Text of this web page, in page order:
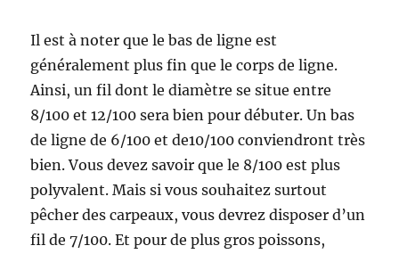
Il est à noter que le bas de ligne est
généralement plus fin que le corps de ligne.
Ainsi, un fil dont le diamètre se situe entre
8/100 et 12/100 sera bien pour débuter. Un bas
de ligne de 6/100 et de10/100 conviendront très
bien. Vous devez savoir que le 8/100 est plus
polyvalent. Mais si vous souhaitez surtout
pêcher des carpeaux, vous devrez disposer d’un
fil de 7/100. Et pour de plus gros poissons,